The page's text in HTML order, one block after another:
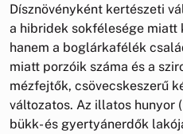
Dísznövényként kertészeti
a hibridek sokfélesége miatt
hanem a boglárkafélék
miatt porzóik száma és a
mézfejtők, csövecskeszerű
változatos. Az illatos hunyor
bükk- és gyertyánerdők